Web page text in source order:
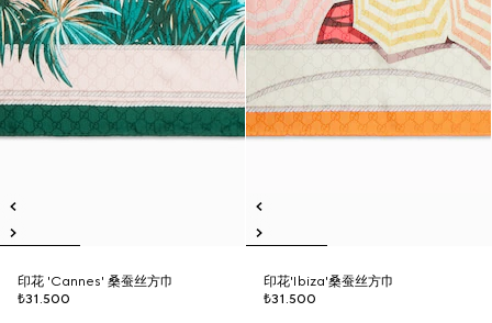
印花 'Cannes' 桑蚕丝方巾
₺31.500
印花'Ibiza'桑蚕丝方巾
₺31.500